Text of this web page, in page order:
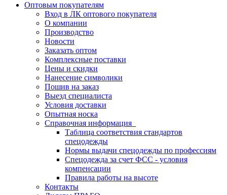
Оптовым покупателям
Вход в ЛК оптового покупателя
О компании
Производство
Новости
Заказать оптом
Комплексные поставки
Цены и скидки
Нанесение символики
Пошив на заказ
Выезд специалиста
Условия доставки
Опытная носка
Справочная информация
Таблица соответствия стандартов
спецодежды
Нормы выдачи спецодежды по профессиям
Спецодежда за счет ФСС - условия
компенсации
Правила работы на высоте
Контакты